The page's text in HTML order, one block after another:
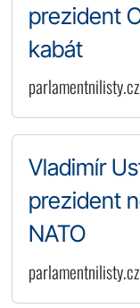
prezident
kabát
Vladimír
prezident
NATO